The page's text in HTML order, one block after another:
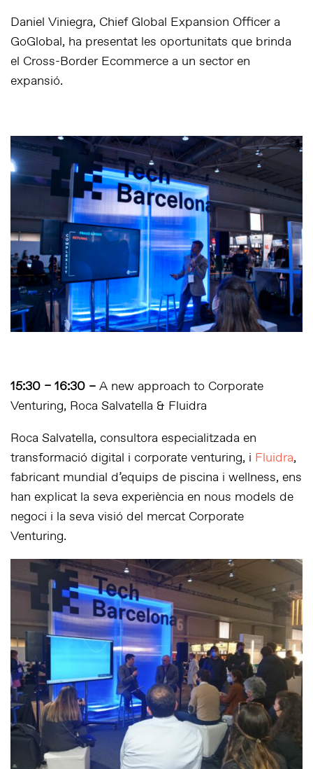
Daniel Viniegra, Chief Global Expansion Officer a
GoGlobal, ha presentat les oportunitats que brinda
el Cross-Border Ecommerce a un sector en
expansió.
15:30 – 16:30 – A new approach to Corporate
Venturing, Roca Salvatella & Fluidra
Roca Salvatella, consultora especialitzada en
transformació digital i corporate venturing, i Fluidra,
fabricant mundial d’equips de piscina i wellness, ens
han explicat la seva experiència en nous models de
negoci i la seva visió del mercat Corporate
Venturing.